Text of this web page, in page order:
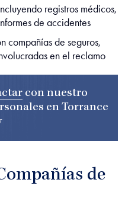
registros médicos,
de accidentes
compañías de seguros,
en el reclamo
con nuestro
en Torrance
de